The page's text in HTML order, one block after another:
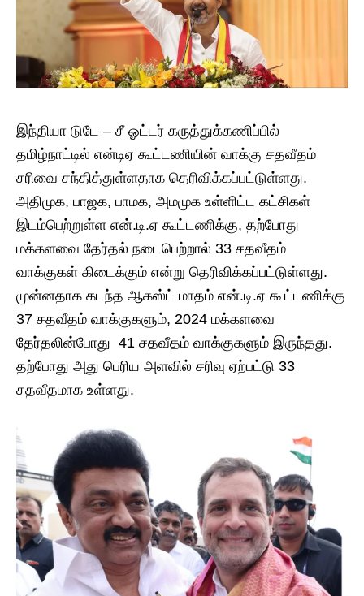
இந்தியா டுடே – சீ ஓட்டர் கருத்துக்கணிப்பில்
தமிழ்நாட்டில் என்டிஏ கூட்டணியின் வாக்கு சதவீதம்
சரிவை சந்தித்துள்ளதாக தெரிவிக்கப்பட்டுள்ளது.
அதிமுக, பாஜக, பாமக, அமமுக உள்ளிட்ட கட்சிகள்
இடம்பெற்றுள்ள என்.டி.ஏ கூட்டணிக்கு, தற்போது
மக்களவை தேர்தல் நடைபெற்றால் 33 சதவீதம்
வாக்குகள் கிடைக்கும் என்று தெரிவிக்கப்பட்டுள்ளது.
முன்னதாக கடந்த ஆகஸ்ட் மாதம் என்.டி.ஏ கூட்டணிக்கு
37 சதவீதம் வாக்குகளும், 2024 மக்களவை
தேர்தலின்போது 41 சதவீதம் வாக்குகளும் இருந்தது.
தற்போது அது பெரிய அளவில் சரிவு ஏற்பட்டு 33
சதவீதமாக உள்ளது.